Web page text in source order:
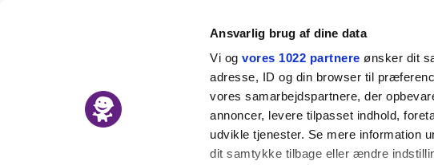
Ansvarlig brug af dine data
Vi ogvores 1022 partnere ønsker dit
adresse, ID og din browser til
vores samarbejdspartnere, der
annoncer, levere tilpasset indhold,
udvikle tjenester. Se mere information
dit samtykke tilbage eller ændre